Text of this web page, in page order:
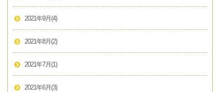
2021年9月 (4)
2021年8月 (2)
2021年7月 (1)
2021年6月 (3)